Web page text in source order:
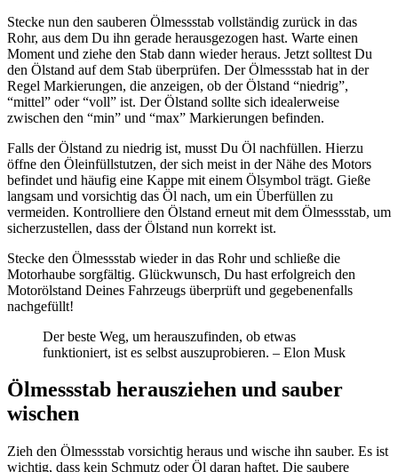
Stecke nun den sauberen Ölmessstab vollständig zurück in das
Rohr, aus dem Du ihn gerade herausgezogen hast. Warte einen
Moment und ziehe den Stab dann wieder heraus. Jetzt solltest Du
den Ölstand auf dem Stab überprüfen. Der Ölmessstab hat in der
Regel Markierungen, die anzeigen, ob der Ölstand “niedrig”,
“mittel” oder “voll” ist. Der Ölstand sollte sich idealerweise
zwischen den “min” und “max” Markierungen befinden.
Falls der Ölstand zu niedrig ist, musst Du Öl nachfüllen. Hierzu
öffne den Öleinfüllstutzen, der sich meist in der Nähe des Motors
befindet und häufig eine Kappe mit einem Ölsymbol trägt. Gieße
langsam und vorsichtig das Öl nach, um ein Überfüllen zu
vermeiden. Kontrolliere den Ölstand erneut mit dem Ölmessstab, um
sicherzustellen, dass der Ölstand nun korrekt ist.
Stecke den Ölmessstab wieder in das Rohr und schließe die
Motorhaube sorgfältig. Glückwunsch, Du hast erfolgreich den
Motorölstand Deines Fahrzeugs überprüft und gegebenenfalls
nachgefüllt!
Der beste Weg, um herauszufinden, ob etwas
funktioniert, ist es selbst auszuprobieren. – Elon Musk
Ölmessstab herausziehen und sauber
wischen
Zieh den Ölmessstab vorsichtig heraus und wische ihn sauber. Es ist
wichtig, dass kein Schmutz oder Öl daran haftet. Die saubere